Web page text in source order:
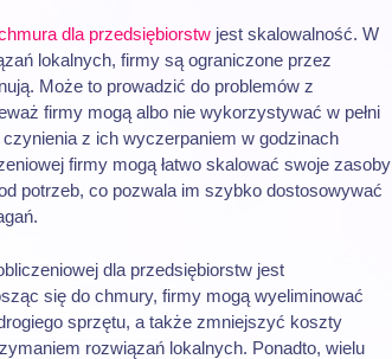
dla przedsiębiorstwjest skalowalność. W
lokalnych, firmy są ograniczone przez
Może to prowadzić do problemów z
firmy mogą albo nie wykorzystywać w pełni
z ich wyczerpaniem w godzinach
firmy mogą łatwo skalować swoje zasoby
potrzeb, co pozwala im szybko dostosowywać
dla przedsiębiorstw jest
się do chmury, firmy mogą wyeliminować
sprzętu, a także zmniejszyć koszty
rozwiązań lokalnych. Ponadto, wielu